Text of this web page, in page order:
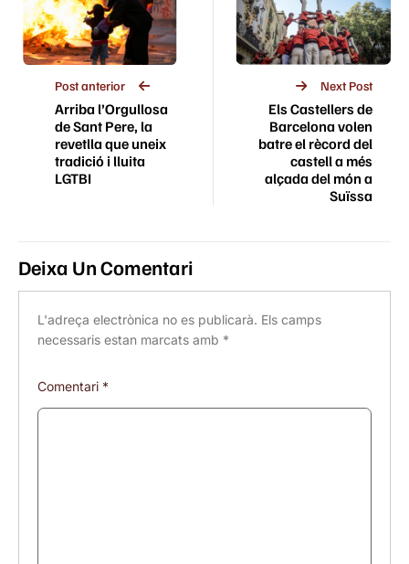
Post anterior
Arriba l’Orgullosa
de Sant Pere, la
revetlla que uneix
tradició i lluita
LGTBI
Next Post
Els Castellers de
Barcelona volen
batre el rècord del
castell a més
alçada del món a
Suïssa
Deixa Un Comentari
L'adreça electrònica no es publicarà. Els camps
necessaris estan marcats amb *
Comentari *